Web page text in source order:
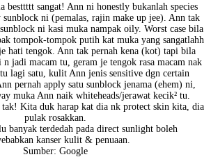
besttttt sangat! Ann ni honestly bukanlah species
ni (pemalas, rajin make up jee). Ann tak
ni kasi muka nampak oily. Worst case bila
tompok-tompok putih kat muka yang sangatlahh
hati tengok. Ann tak pernah kena (kot) tapi bila
jadi macam tu, geram je tengok rasa macam nak
lagi satu, kulit Ann jenis sensitive dgn certain
pernah apply satu sunblock jenama (ehem) ni,
muka Ann naik whiteheads/jerawat kecik² tu.
Kita duk harap kat dia nk protect skin kita, dia
pulak rosakkan.
banyak terdedah pada direct sunlight boleh
kanser kulit & penuaan.
Sumber: Google